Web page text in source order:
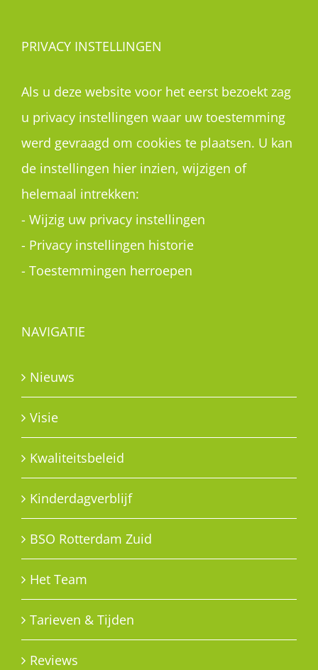
PRIVACY INSTELLINGEN
Als u deze website voor het eerst bezoekt zag
u privacy instellingen waar uw toestemming
werd gevraagd om cookies te plaatsen. U kan
de instellingen hier inzien, wijzigen of
helemaal intrekken:
- Wijzig uw privacy instellingen
- Privacy instellingen historie
- Toestemmingen herroepen
NAVIGATIE
Nieuws
Visie
Kwaliteitsbeleid
Kinderdagverblijf
BSO Rotterdam Zuid
Het Team
Tarieven & Tijden
Reviews